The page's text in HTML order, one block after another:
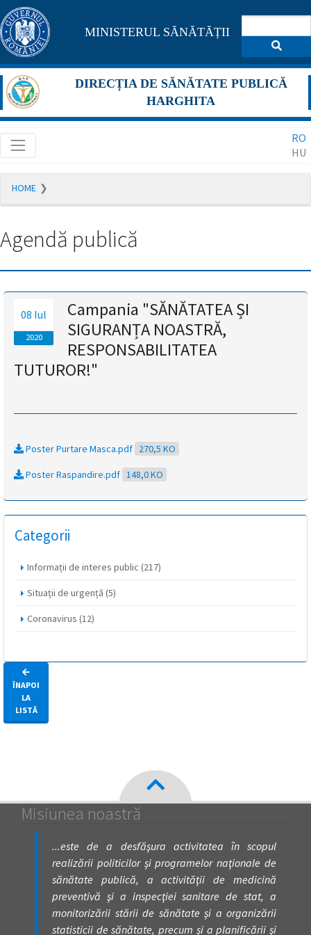
Pagina
maghiară
se
află
în
construcție
Redirecționare
română
în
secunde.
magyar
nyelvű
alatt
van
román
oldalra
másodpercen
belül.
MINISTERUL SĂNĂTĂȚII
DIRECȚIA DE SĂNĂTATE PUBLICĂ
HARGHITA
RO
HU
HOME
Agendă publică
08 Iul
2020
Campania "SĂNĂTATEA ȘI
SIGURANȚA NOASTRĂ,
RESPONSABILITATEA
TUTUROR!"
Poster Purtare Masca.pdf 270,5 KO
Poster Raspandire.pdf 148,0 KO
Categorii
Informații de interes public (217)
Situații de urgență (5)
Coronavirus (12)
ÎNAPOI
LA
LISTĂ
Misiunea noastră
...este de a desfăşura activitatea în scopul
realizării politicilor şi programelor naţionale de
sănătate publică, a activităţii de medicină
preventivă şi a inspecţiei sanitare de stat, a
monitorizării stării de sănătate şi a organizării
statisticii de sănătate, precum şi a planificării şi